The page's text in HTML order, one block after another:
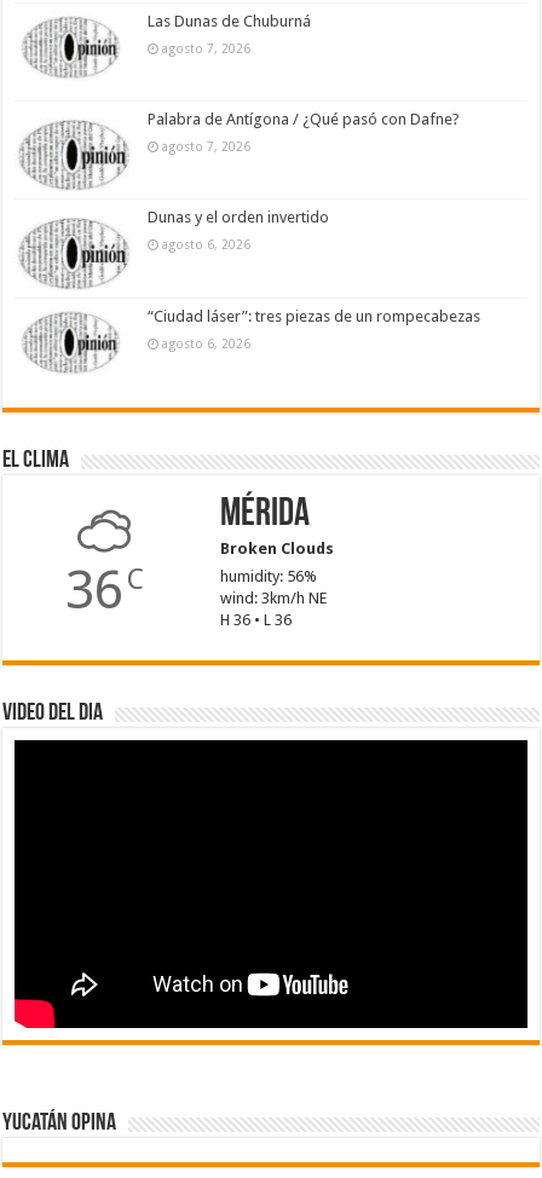
Las Dunas de Chuburná
agosto 7, 2026
Palabra de Antígona / ¿Qué pasó con Dafne?
agosto 7, 2026
Dunas y el orden invertido
agosto 6, 2026
“Ciudad láser”: tres piezas de un rompecabezas
agosto 6, 2026
El Clima
36 C
Mérida
Broken Clouds
humidity: 56%
wind: 3km/h NE
H 36 • L 36
Video del dia
Yucatán Opina